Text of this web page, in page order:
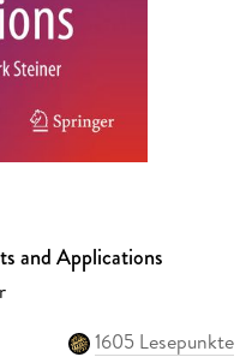
and Applications
1605 Lesepunkte